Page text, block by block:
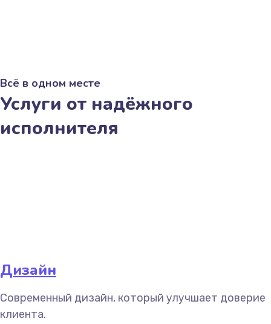
Всё в одном месте
Услуги от надёжного
исполнителя
Дизайн
Современный дизайн, который улучшает доверие
клиента.